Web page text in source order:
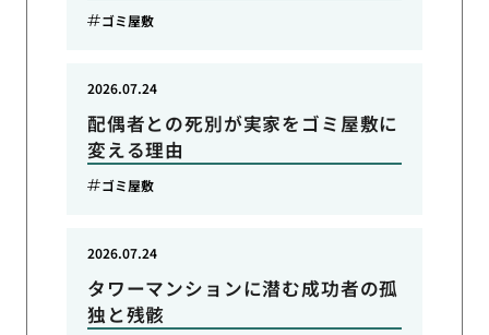
ゴミ屋敷
配偶者との死別が実家をゴミ屋敷に
変える理由
2026.07.24
ゴミ屋敷
タワーマンションに潜む成功者の孤
独と残骸
2026.07.24